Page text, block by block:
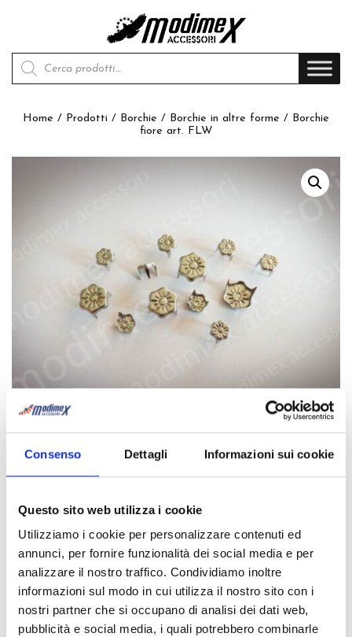
Consenso Dettagli Informazioni sui cookie
Questo sito web utilizza i cookie
Utilizziamo i cookie per personalizzare contenuti ed
annunci, per fornire funzionalità dei social media e per
analizzare il nostro traffico. Condividiamo inoltre
informazioni sul modo in cui utilizza il nostro sito con i
nostri partner che si occupano di analisi dei dati web,
pubblicità e social media, i quali potrebbero combinarle
Products search
Home / Prodotti / Borchie / Borchie in altre forme / Borchie
fiore art. FLW
Borchie fiore art. FLW
Descrizione
FLW05:
FLW08: 8.3x9 mm